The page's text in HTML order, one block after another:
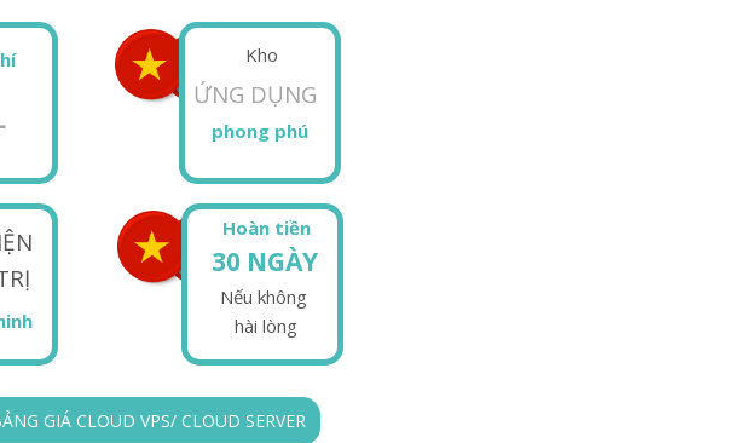
phong phú
ỨNG DỤNG
Kho
Nếu không
hài lòng
30 NGÀY
Hoàn tiền
GIÁ CLOUD VPS/ CLOUD SERVER